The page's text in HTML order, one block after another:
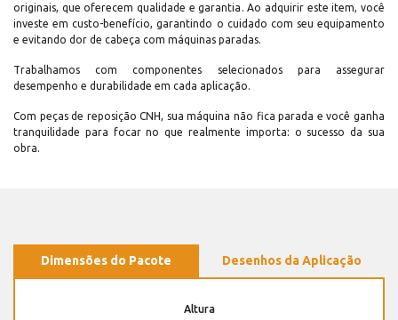
originais, que oferecem qualidade e garantia. Ao adquirir este item, você
investe em custo-benefício, garantindo o cuidado com seu equipamento
e evitando dor de cabeça com máquinas paradas.
Trabalhamos com componentes selecionados para assegurar
desempenho e durabilidade em cada aplicação.
Com peças de reposição CNH, sua máquina não fica parada e você ganha
tranquilidade para focar no que realmente importa: o sucesso da sua
obra.
Dimensões do Pacote Desenhos da Aplicação
Altura